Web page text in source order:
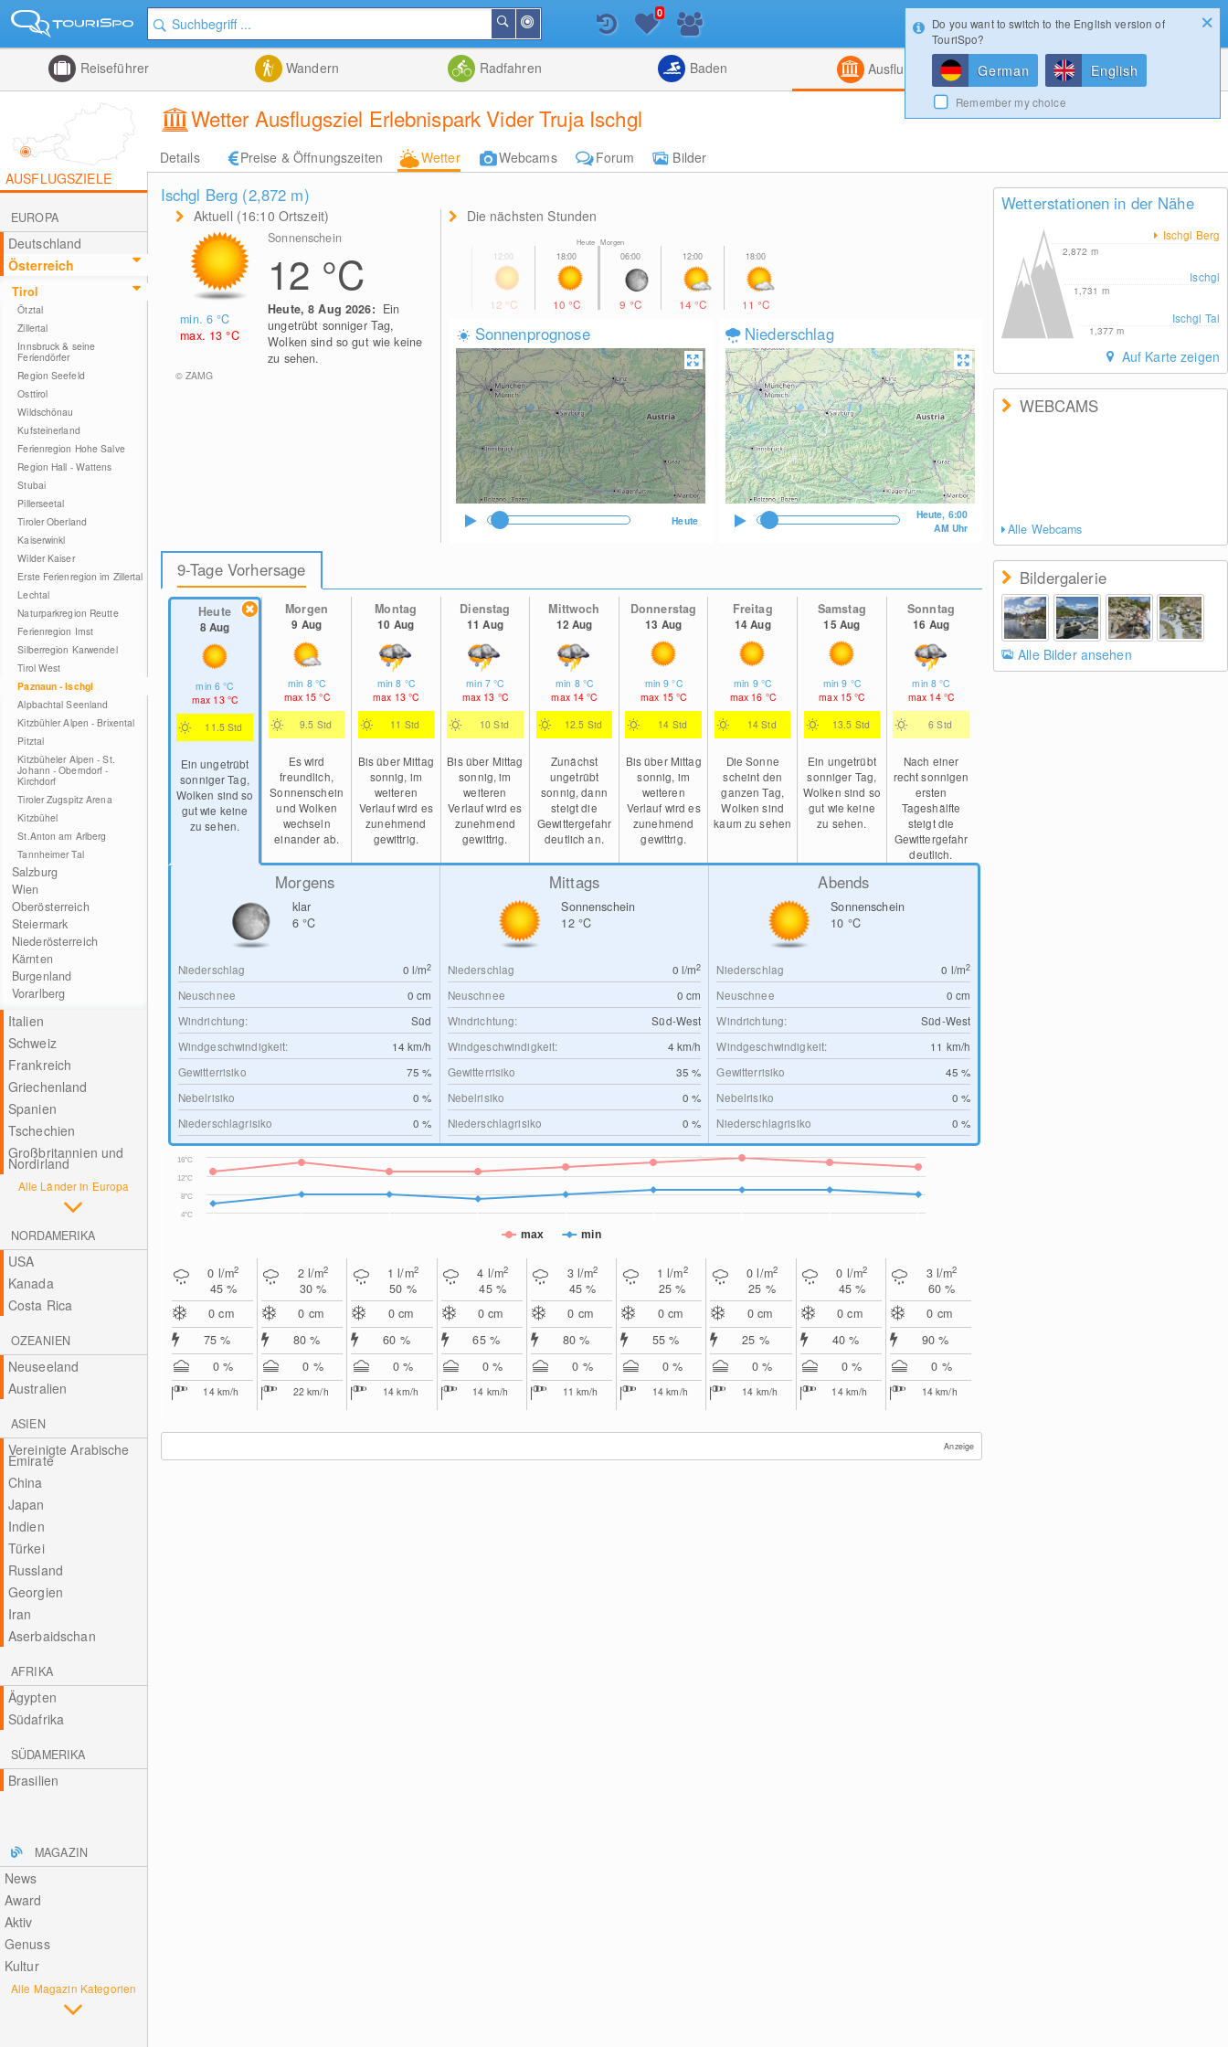
der
Suchen
Listenansicht
Kombiniert
0
Reiseführer Wandern Radfahren Baden Ausflugsziele Magazin
Wetter Ausflugsziel Erlebnispark Vider Truja Ischgl
Details Preise & Öffnungszeiten Wetter Webcams Forum
Bilder
AUSFLUGSZIELE
EUROPA
Deutschland
Österreich
Tirol
Ötztal
Zillertal
Innsbruck & seine
Feriendörfer
Region Seefeld
Osttirol
Wildschönau
Kufsteinerland
Ferienregion Hohe Salve
Region Hall - Wattens
Stubai
Pillerseetal
Tiroler Oberland
Kaiserwinkl
Wilder Kaiser
Erste Ferienregion im Zillertal
Lechtal
Naturparkregion Reutte
Ferienregion Imst
Silberregion Karwendel
Tirol West
Paznaun - Ischgl
Alpbachtal Seenland
Kitzbühler Alpen - Brixental
Pitztal
Kitzbüheler Alpen - St.
Johann - Oberndorf -
Kirchdorf
Tiroler Zugspitz Arena
Kitzbühel
St.Anton am Arlberg
Tannheimer Tal
Salzburg
Wien
Oberösterreich
Steiermark
Niederösterreich
Kärnten
Burgenland
Vorarlberg
Italien
Schweiz
Frankreich
Griechenland
Spanien
Tschechien
Großbritannien und
Nordirland
Alle Länder in Europa
NORDAMERIKA
USA
Kanada
Costa Rica
OZEANIEN
Neuseeland
Australien
ASIEN
Vereinigte Arabische
Emirate
China
Japan
Indien
Türkei
Russland
Georgien
Iran
Aserbaidschan
AFRIKA
Ägypten
Südafrika
SÜDAMERIKA
Brasilien
MAGAZIN
News
Award
Aktiv
Genuss
Kultur
Alle Magazin Kategorien
Ischgl Berg (2,872 m)
Aktuell (16:10 Ortszeit)
min. 6°C
max. 13°C
Sonnenschein
12 °C
Heute, 8 Aug 2026: Ein
ungetrübt sonniger Tag,
Wolken sind so gut wie keine
zu sehen.
© ZAMG
Die nächsten Stunden
12 °C 10°C
Heute Morgen
9 °C 14°C 11°C
Sonnenprognose
Heute
Niederschlag
Heute, 6:00
AM Uhr
9-Tage Vorhersage
Heute
8 Aug
min6°C
max 13 °C
11.5 Std
Ein ungetrübt
sonniger Tag,
Wolken sind so
gut wie keine
zu sehen.
Morgen
9 Aug
min 8 °C
max 15°C
9.5 Std
Es wird
freundlich,
Sonnenschein
und Wolken
wechseln
einander ab.
Montag
10 Aug
min8 °C
max 13°C
11 Std
Bis über Mittag
sonnig, im
weiteren
Verlauf wird es
zunehmend
gewittrig.
Dienstag
11 Aug
min 7°C
max 13 °C
10 Std
Bis über Mittag
sonnig, im
weiteren
Verlauf wird es
zunehmend
gewittrig.
Mittwoch
12 Aug
min 8 °C
max 14°C
12.5 Std
Zunächst
ungetrübt
sonnig, dann
steigt die
Gewittergefahr
deutlich an.
Donnerstag
13 Aug
min9°C
max 15 °C
14 Std
Bis über Mittag
sonnig, im
weiteren
Verlauf wird es
zunehmend
gewittrig.
Freitag
14 Aug
min 9°C
max 16 °C
14 Std
Die Sonne
scheint den
ganzen Tag,
Wolken sind
kaum zu sehen
Samstag
15 Aug
min9 °C
max 15°C
13.5 Std
Ein ungetrübt
sonniger Tag,
Wolken sind so
gut wie keine
zu sehen.
Sonntag
16 Aug
min8°C
max 14 °C
6 Std
Nach einer
recht sonnigen
ersten
Tageshälfte
steigt die
Gewittergefahr
deutlich.
Morgens
klar
6 °C
Niederschlag 0 l/m2
Neuschnee 0cm
Windrichtung:
Süd
Windgeschwindigkeit:
14 km/h
Gewitterrisiko
75 %
Nebelrisiko
0 %
Niederschlagrisiko
0 %
Mittags
Sonnenschein
12 °C
Niederschlag 0 l/m2
Neuschnee 0cm
Windrichtung:
Süd-West
Windgeschwindigkeit:
4 km/h
Gewitterrisiko
35 %
Nebelrisiko
0 %
Niederschlagrisiko
0 %
Abends
Sonnenschein
10 °C
Niederschlag 0 l/m2
Neuschnee 0 cm
Windrichtung:
Süd-West
Windgeschwindigkeit:
11 km/h
Gewitterrisiko
45 %
Nebelrisiko
0 %
Niederschlagrisiko
0 %
max min
4°C
8°C
12°C
16°C
0 l/m2
45 %
0cm
75 %
0 %
14 km/h
2 l/m2
30 %
0 cm
80 %
0 %
22km/h
1l/m2
50 %
0 cm
60 %
0 %
14km/h
4 l/m2
45 %
0cm
65 %
0 %
14 km/h
3 l/m2
45 %
0 cm
80 %
0 %
11 km/h
1l/m2
25 %
0 cm
55 %
0 %
14km/h
0l/m2
25 %
0cm
25 %
0 %
14 km/h
0 l/m2
45 %
0cm
40 %
0 %
14 km/h
3 l/m2
60 %
0 cm
90 %
0 %
14km/h
Wetterstationen in der Nähe
Ischgl Berg
2,872 m
Ischgl
1,731 m
Ischgl Tal
1,377m
Auf Karte zeigen
WEBCAMS
Alle Webcams
Bildergalerie
Alle Bilder ansehen
Anzeige
Login
Do you want to switch to the English version of
TouriSpo?
German English
Remember my choice
Konfigurator Gewinnspiele